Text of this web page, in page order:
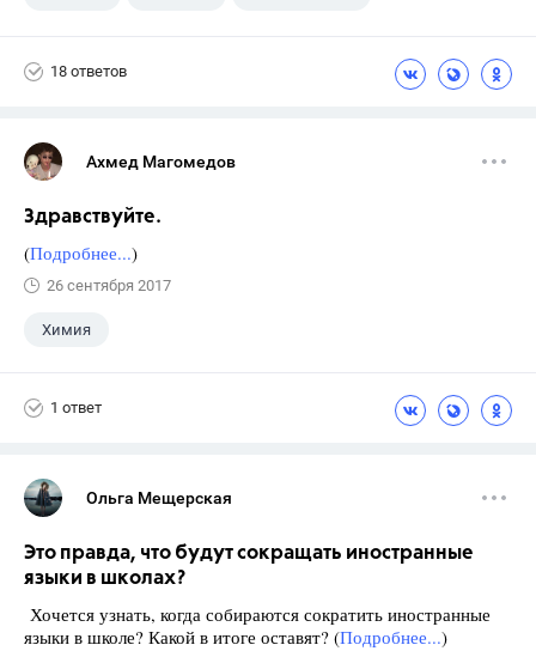
18 ответов
Ахмед Магомедов
Здравствуйте.
(Подробнее...)
26 сентября 2017
Химия
1 ответ
Ольга Мещерская
Это правда, что будут сокращать иностранные
языки в школах?
Хочется узнать, когда собираются сократить иностранные
языки в школе? Какой в итоге оставят? (Подробнее...)